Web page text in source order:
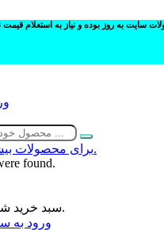
سایت به روز بوده و نیاز به استعلام
برای محصولات بیشتر کلیک کنید.
found.
سبد خرید شما خالی است.
ورود به